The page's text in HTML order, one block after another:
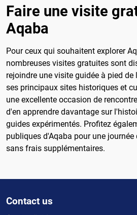
Faire une visite
Aqaba
Pour ceux qui souhaitent explorer
nombreuses visites gratuites sont
rejoindre une visite guidée à pied
ses principaux sites historiques et
une excellente occasion de
d'en apprendre davantage sur
guides expérimentés. Profitez
publiques d'Aqaba pour une
sans frais supplémentaires.
Contact us